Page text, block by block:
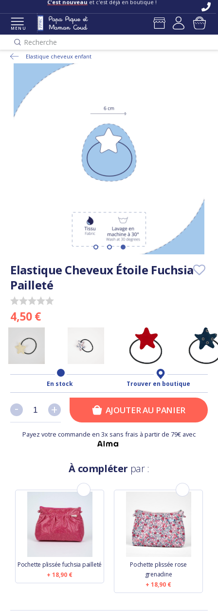
C'est nouveau et c'est déjà en boutique !
MENU
Recherche
Elastique cheveux enfant
Elastique Cheveux Étoile Fuchsia
Pailleté
4,50 €
En stock Trouver en boutique
+
- +
- AJOUTER AU PANIER
Payez votre commande en 3x sans frais à partir de 79€ avec
À compléter par :
Pochette plissée fuchsia pailleté
18,90 €
Pochette plissée rose
grenadine
18,90 €